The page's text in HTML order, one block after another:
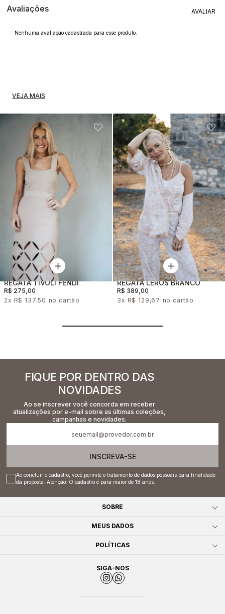
Avaliações
Nenhuma avaliação cadastrada para esse produto.
VEJA MAIS
REGATA TIVOLI FENDI
R$ 275,00
2x R$ 137,50
REGATA LEROS BRANCO
R$ 389,00
3x R$ 129,67
FIQUE POR DENTRO DAS
NOVIDADES
Ao se inscrever você concorda em receber
atualizações por e-mail sobre as últimas coleções,
campanhas e novidades.
INSCREVA-SE
Ao concluir o cadastro, você permite o tratamento de dados pessoais para finalidade
da proposta. Atenção: O cadastro é para maior de 18 anos.
SOBRE
MEUS DADOS
POLÍTICAS
SIGA-NOS